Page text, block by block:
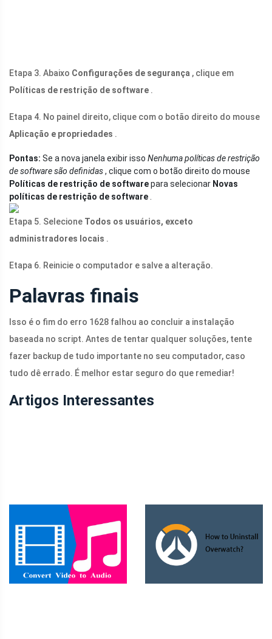
Etapa 3. Abaixo Configurações de segurança , clique em
Políticas de restrição de software .
Etapa 4. No painel direito, clique com o botão direito do mouse
Aplicação e propriedades .
Pontas: Se a nova janela exibir isso Nenhuma políticas de restrição
de software são definidas, clique com o botão direito do mouse
Políticas de restrição de softwarepara selecionar Novas
políticas de restrição de software
Etapa 5. Selecione Todos os usuários, exceto
administradores locais .
Etapa 6. Reinicie o computador e salve a alteração.
Palavras finais
Isso é o fim do erro 1628 falhou ao concluir a instalação
baseada no script. Antes de tentar qualquer soluções, tente
fazer backup de tudo importante no seu computador, caso
tudo dê errado. É melhor estar seguro do que remediar!
Artigos Interessantes